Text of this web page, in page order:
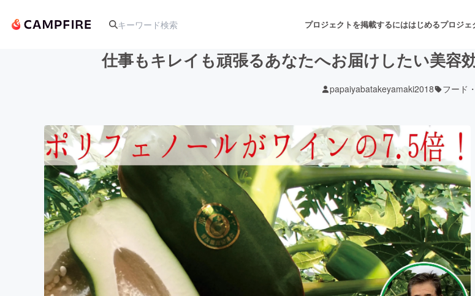
プロジェクトを掲載するにははじめるプロジェ
アート・写真 音楽 舞
テクノロジー・ガジェット ゲーム・サービス開発 フー
映像・映画 書籍・雑誌出版 アニ
ビジネス・起業 チャレンジ ビュ
まちづくり・地域活性化
仕事もキレイも頑張るあなたへお届けしたい美容
papaiyabatakeyamaki2018 フード